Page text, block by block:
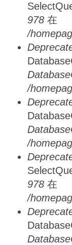
978 在
/
/
/
978 在
/